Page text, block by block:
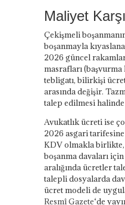
Maliyet
Çekişmeli
boşanmayla
2026 güncel
masrafları (başvurma
tebligatı, bilirkişi
arasında değişir.
talep edilmesi
Avukatlık ücreti ise
2026 asgari
KDV olmakla
boşanma davaları için
aralığında ücretler
talepli dosyalarda
ücret modeli de
Resmî Gazete‘de